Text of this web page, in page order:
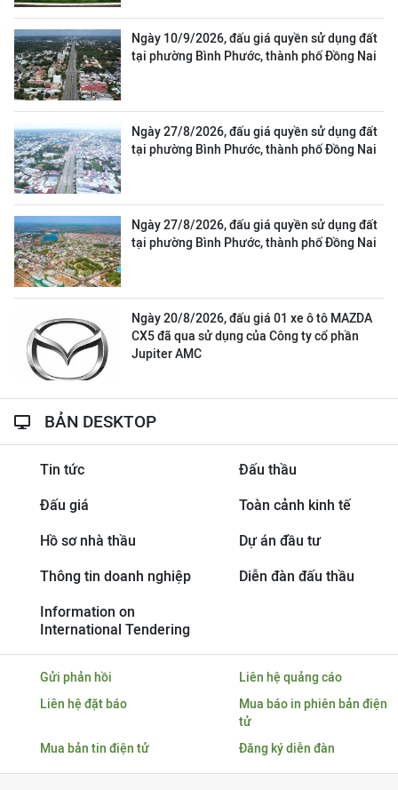
Ngày 10/9/2026, đấu giá quyền sử dụng đất
tại phường Bình Phước, thành phố Đồng Nai
Ngày 27/8/2026, đấu giá quyền sử dụng đất
tại phường Bình Phước, thành phố Đồng Nai
Ngày 27/8/2026, đấu giá quyền sử dụng đất
tại phường Bình Phước, thành phố Đồng Nai
Ngày 20/8/2026, đấu giá 01 xe ô tô MAZDA
CX5 đã qua sử dụng của Công ty cổ phần
Jupiter AMC
BẢN DESKTOP
Tin tức Đấu thầu
Đấu giá Toàn cảnh kinh tế
Hồ sơ nhà thầu Dự án đầu tư
Thông tin doanh nghiệp Diễn đàn đấu thầu
Information on
International Tendering
Gửi phản hồi
Liên hệ quảng cáo
Liên hệ đặt báo
Mua báo in phiên bản điện
tử
Mua bản tin điện tử
Đăng ký diễn đàn